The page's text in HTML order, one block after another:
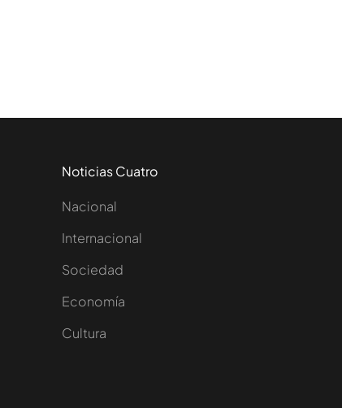
Noticias Cuatro
Nacional
Internacional
Sociedad
Economía
Cultura